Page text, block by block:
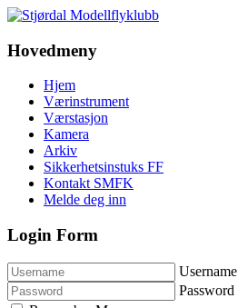
Hovedmeny
Hjem
Værinstrument
Værstasjon
Kamera
Arkiv
Sikkerhetsinstuks FF
Kontakt SMFK
Melde deg inn
Login Form
Username
Password